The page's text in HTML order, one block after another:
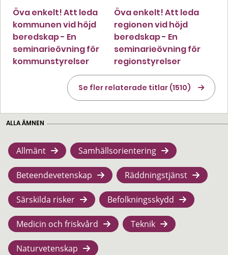
Öva enkelt! Att leda
kommunen vid höjd
beredskap - En
seminarieövning för
kommunstyrelser
Öva enkelt! Att leda
regionen vid höjd
beredskap - En
seminarieövning för
regionstyrelser
Se fler relaterade titlar (1510)
ALLA ÄMNEN
Allmänt Samhällsorientering
Beteendevetenskap Räddningstjänst
Särskilda risker Befolkningsskydd
Medicin och friskvård Teknik
Naturvetenskap